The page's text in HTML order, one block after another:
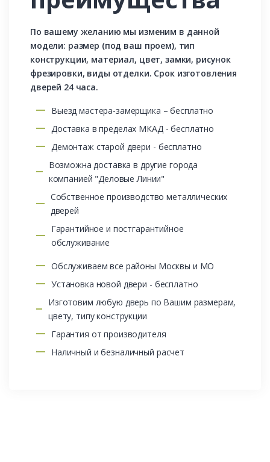
По вашему желанию мы изменим в данной
модели: размер (под ваш проем), тип
конструкции, материал, цвет, замки, рисунок
фрезировки, виды отделки. Срок изготовления
дверей 24 часа.
Выезд мастера-замерщика – бесплатно
Доставка в пределах МКАД - бесплатно
Демонтаж старой двери - бесплатно
Возможна доставка в другие города
компанией "Деловые Линии"
Собственное производство металлических
дверей
Гарантийное и постгарантийное
обслуживание
Обслуживаем все районы Москвы и МО
Установка новой двери - бесплатно
Изготовим любую дверь по Вашим размерам,
цвету, типу конструкции
Гарантия от производителя
Наличный и безналичный расчет